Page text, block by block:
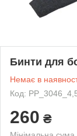
Бинти для
Немає в
Код:
260 ₴